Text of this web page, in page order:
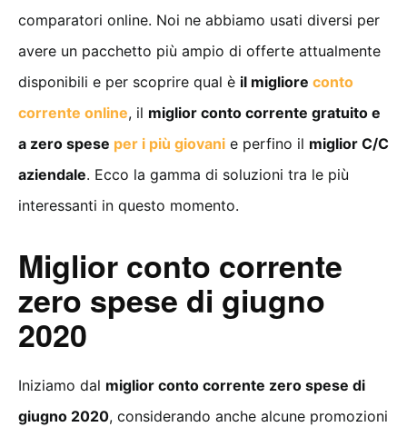
comparatori online. Noi ne abbiamo usati diversi per
avere un pacchetto più ampio di offerte attualmente
disponibili e per scoprire qual è il migliore conto
corrente online, il miglior conto corrente gratuito e
a zero spese per i più giovani e perfino il miglior C/C
aziendale. Ecco la gamma di soluzioni tra le più
interessanti in questo momento.
Miglior conto corrente
zero spese di giugno
2020
Iniziamo dal miglior conto corrente zero spese di
giugno 2020, considerando anche alcune promozioni